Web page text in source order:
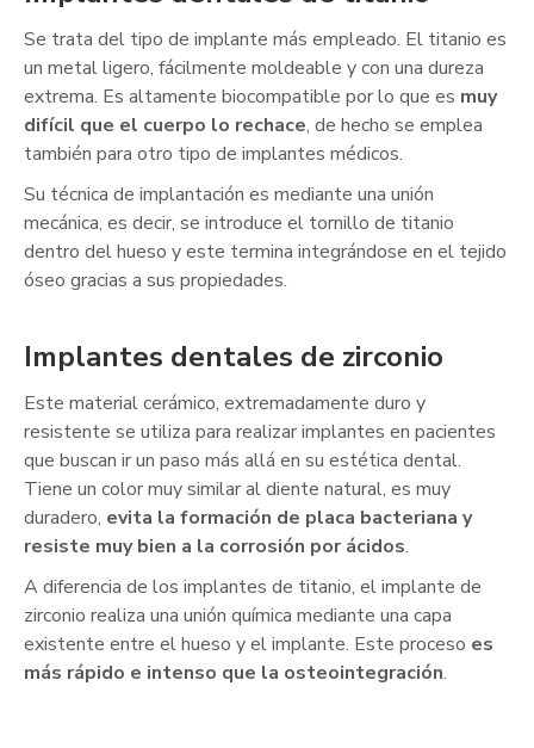
Se trata del tipo de implante más empleado. El titanio es
un metal ligero, fácilmente moldeable y con una dureza
extrema. Es altamente biocompatible por lo que es muy
difícil que el cuerpo lo rechace, de hecho se emplea
también para otro tipo de implantes médicos.
Su técnica de implantación es mediante una unión
mecánica, es decir, se introduce el tornillo de titanio
dentro del hueso y este termina integrándose en el tejido
óseo gracias a sus propiedades.
Implantes dentales de zirconio
Este material cerámico, extremadamente duro y
resistente se utiliza para realizar implantes en pacientes
que buscan ir un paso más allá en su estética dental.
Tiene un color muy similar al diente natural, es muy
duradero, evita la formación de placa bacteriana y
resiste muy bien a la corrosión por ácidos.
A diferencia de los implantes de titanio, el implante de
zirconio realiza una unión química mediante una capa
existente entre el hueso y el implante. Este proceso es
más rápido e intenso que la osteointegración.